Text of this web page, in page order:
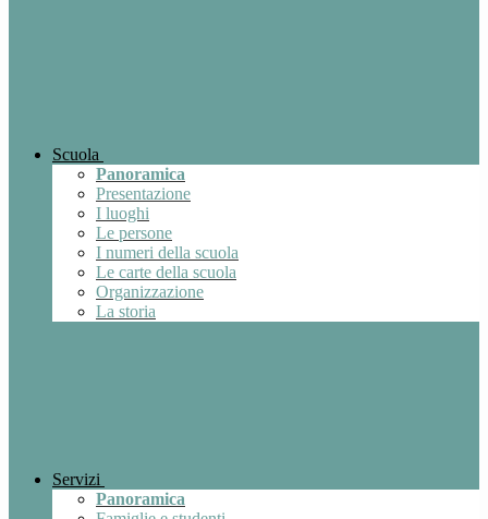
Scuola
Panoramica
Presentazione
I luoghi
Le persone
I numeri della scuola
Le carte della scuola
Organizzazione
La storia
Servizi
Panoramica